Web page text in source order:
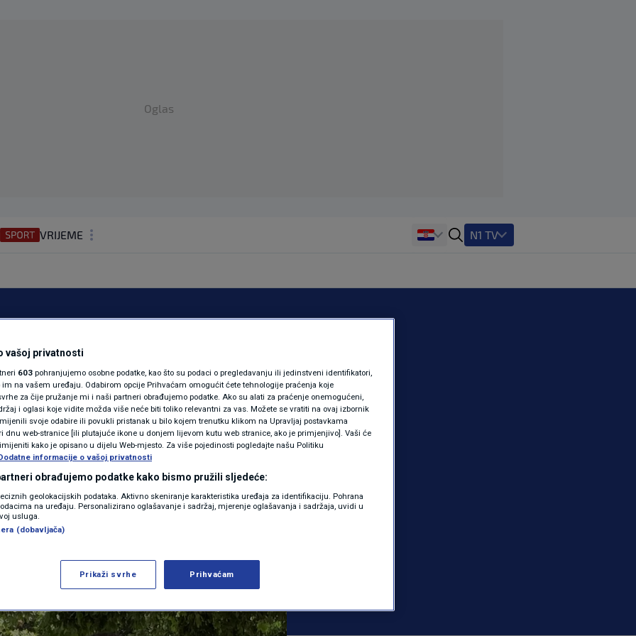
Oglas
VRIJEME
REGIJA
MAGAZIN
KOLUMNE
N1(DIS)INFO
KLIMATSKE PROMJENE
FOTO
VIDEO
N1 TV
su se "hrabro"
i
cajkaške
VIJESTI | 2 komentara
vašoj privatnosti
603 pohranjujemo osobne podatke, kao što su podaci o pregledavanju ili jedinstveni identifikatori,
na vašem uređaju. Odabirom opcije Prihvaćam omogućit ćete tehnologije praćenja koje
za čije pružanje mi i naši partneri obrađujemo podatke. Ako su alati za praćenje onemogućeni,
i oglasi koje vidite možda više neće biti toliko relevantni za vas. Možete se vratiti na ovaj izbornik
svoje odabire ili povukli pristanak u bilo kojem trenutku klikom na Upravljaj postavkama
dnu web-stranice [ili plutajuće ikone u donjem lijevom kutu web stranice, ako je primjenjivo]. Vaši će
kako je opisano u dijelu Web-mjesto. Za više pojedinosti pogledajte našu Politiku
informacije o vašoj privatnosti
obrađujemo podatke kako bismo pružili sljedeće:
geolokacijskih podataka. Aktivno skeniranje karakteristika uređaja za identifikaciju. Pohrana
na uređaju. Personalizirano oglašavanje i sadržaj, mjerenje oglašavanja i sadržaja, uvidi u
usluga.
(dobavljača)
Prikaži svrhe Prihvaćam